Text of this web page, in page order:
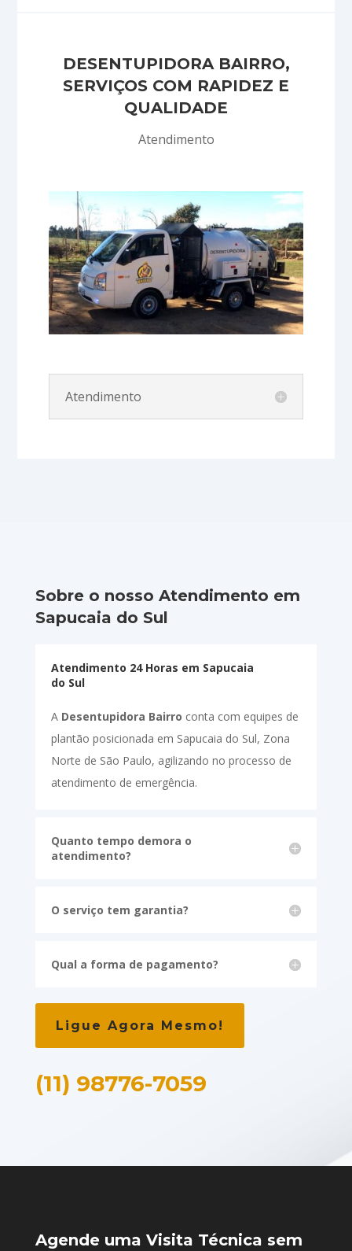
DESENTUPIDORA BAIRRO,
SERVIÇOS COM RAPIDEZ E
QUALIDADE
Atendimento
Atendimento
Sobre o nosso Atendimento em
Sapucaia do Sul
Atendimento 24 Horas em Sapucaia
do Sul
A Desentupidora Bairro conta com equipes de
plantão posicionada em Sapucaia do Sul, Zona
Norte de São Paulo, agilizando no processo de
atendimento de emergência.
Quanto tempo demora o
atendimento?
O serviço tem garantia?
Qual a forma de pagamento?
Ligue Agora Mesmo!
(11) 98776-7059
Agende uma Visita Técnica sem